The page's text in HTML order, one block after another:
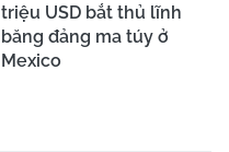
triệu USD bắt thủ lĩnh
băng đảng ma túy ở
Mexico